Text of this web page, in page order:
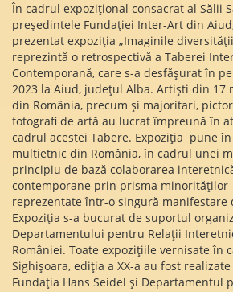
În cadrul expozițional consacrat al Sălii
președintele Fundației Inter-Art din
prezentat expoziția „Imaginile
reprezintă o retrospectivă a Taberei
Contemporană, care s-a desfășurat în
2023 la Aiud, județul Alba. Artiști din 17
din România, precum și majoritari,
fotografi de artă au lucrat împreună în
cadrul acestei Tabere. Expoziția pune
multietnic din România, în cadrul unei
principiu de bază colaborarea
contemporane prin prisma minorităților
reprezentate într-o singură manifestare
Expoziția s-a bucurat de suportul
Departamentului pentru Relații
României. Toate expozițiile vernisate în
Sighișoara, ediția a XX-a au fost
Fundația Hans Seidel și Departamentul